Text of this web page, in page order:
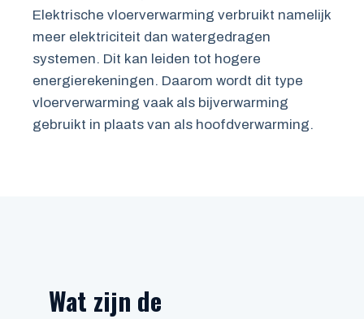
Elektrische vloerverwarming verbruikt namelijk
meer elektriciteit dan watergedragen
systemen. Dit kan leiden tot hogere
energierekeningen. Daarom wordt dit type
vloerverwarming vaak als bijverwarming
gebruikt in plaats van als hoofdverwarming.
Wat zijn de